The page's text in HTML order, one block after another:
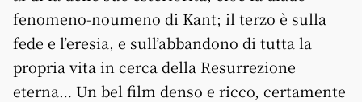
fenomeno-noumeno di Kant; il terzo è sulla
fede e l’eresia, e sull’abbandono di tutta la
propria vita in cerca della Resurrezione
eterna… Un bel film denso e ricco, certamente